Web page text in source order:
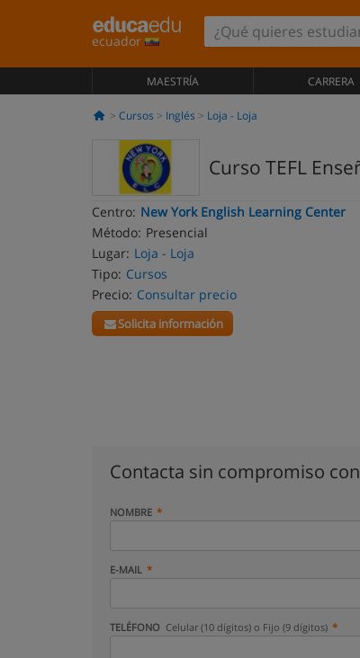
ecuador
MAESTRÍA CARRERA
Cursos Inglés Loja - Loja
Curso TEFL
Centro: New York English Learning Center
Método: Presencial
Lugar: Loja - Loja
Tipo: Cursos
Precio: Consultar precio
Solicita información
Contacta sin compromiso con
NOMBRE
E-MAIL
TELÉFONO Celular (10 dígitos) o Fijo (9 dígitos)